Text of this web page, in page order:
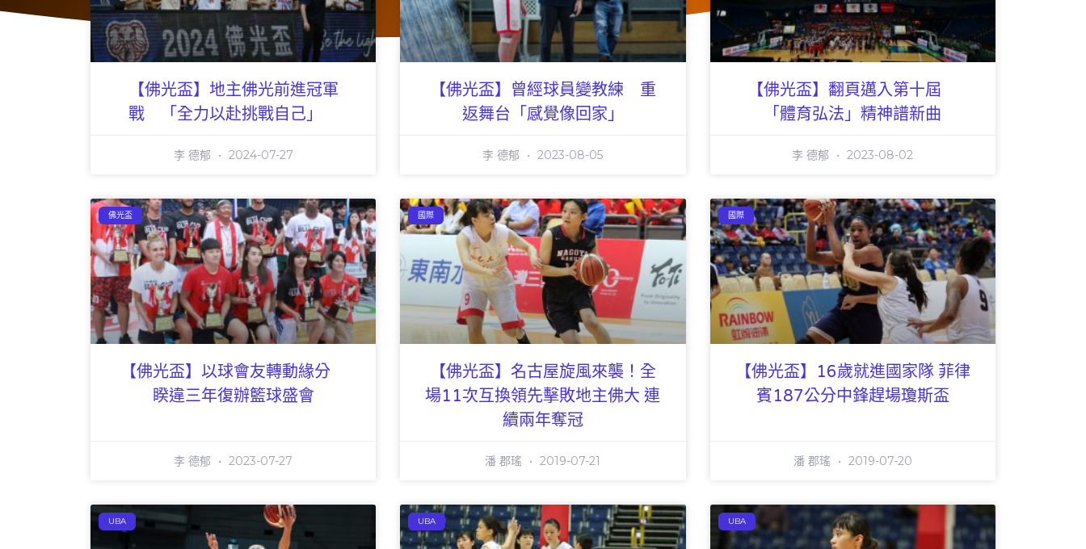
【佛光盃】地主佛光前進冠軍
戰 「全力以赴挑戰自己」
李 德郁 2024-07-27
【佛光盃】曾經球員變教練 重
返舞台「感覺像回家」
李 德郁 2023-08-05
【佛光盃】翻頁邁入第十屆
「體育弘法」精神譜新曲
李 德郁 2023-08-02
佛光盃
【佛光盃】以球會友轉動緣分
睽違三年復辦籃球盛會
李 德郁 2023-07-27
國際
【佛光盃】名古屋旋風來襲！全
場11次互換領先擊敗地主佛大 連
續兩年奪冠
潘 郡瑤 2019-07-21
國際
【佛光盃】16歲就進國家隊 菲律
賓187公分中鋒趕場瓊斯盃
潘 郡瑤 2019-07-20
UBA UBA UBA